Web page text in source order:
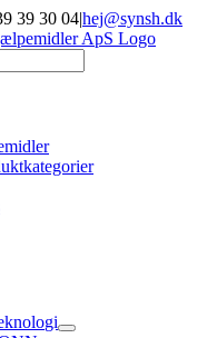
39 30 04|hej@synsh.dk